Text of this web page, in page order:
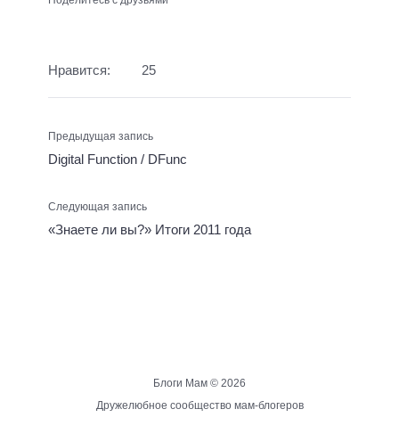
Нравится: 25
Предыдущая запись
Digital Function / DFunc
Следующая запись
«Знаете ли вы?» Итоги 2011 года
Блоги Мам © 2026
Дружелюбное сообщество мам-блогеров